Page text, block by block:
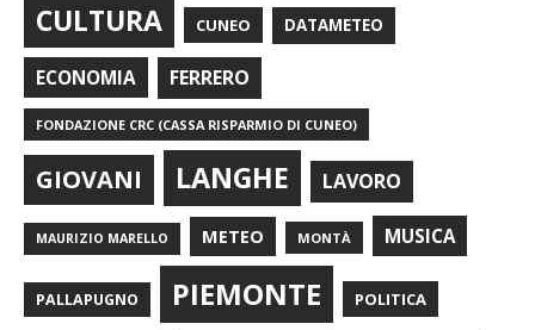
CULTURA CUNEO DATAMETEO
ECONOMIA FERRERO
FONDAZIONE CRC (CASSA RISPARMIO DI CUNEO)
GIOVANI LANGHE LAVORO
MAURIZIO MARELLO METEO MONTÀ MUSICA
PALLAPUGNO PIEMONTE POLITICA